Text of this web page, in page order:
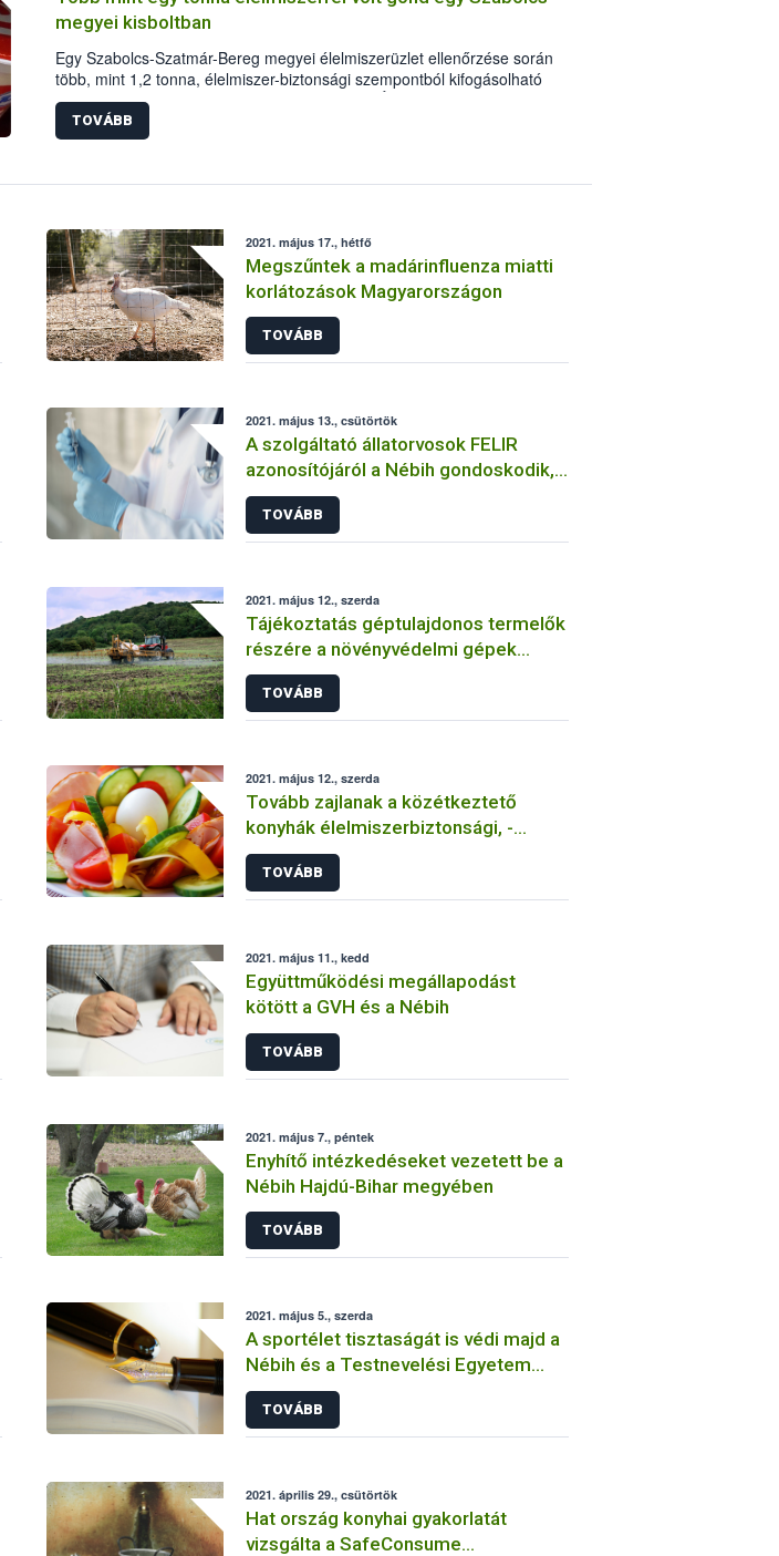
megyei kisboltban
Egy Szabolcs-Szatmár-Bereg megyei élelmiszerüzlet ellenőrzése során
több, mint 1,2 tonna, élelmiszer-biztonsági szempontból kifogásolható
élelmiszert vontak ki a forgalomból a Nemzeti Élelmiszerlánc-biztonsági
Hivatal (Nébih) szakemberei.
TOVÁBB
2021. május 17., hétfő
Megszűntek a madárinfluenza miatti
korlátozások Magyarországon
TOVÁBB
2021. május 13., csütörtök
A szolgáltató állatorvosok FELIR
azonosítójáról a Nébih gondoskodik,
de e-ügyintézési lehetőség is
rendelkezésre áll
TOVÁBB
2021. május 12., szerda
Tájékoztatás géptulajdonos termelők
részére a növényvédelmi gépek
műszaki felülvizsgálatának
kötelezőségéről
TOVÁBB
2021. május 12., szerda
Tovább zajlanak a közétkeztető
konyhák élelmiszerbiztonsági, -
higiéniai és -minőségi minősítései
TOVÁBB
2021. május 11., kedd
Együttműködési megállapodást
kötött a GVH és a Nébih
TOVÁBB
2021. május 7., péntek
Enyhítő intézkedéseket vezetett be a
Nébih Hajdú-Bihar megyében
TOVÁBB
2021. május 5., szerda
A sportélet tisztaságát is védi majd a
Nébih és a Testnevelési Egyetem
együttműködése
TOVÁBB
2021. április 29., csütörtök
Hat ország konyhai gyakorlatát
vizsgálta a SafeConsume